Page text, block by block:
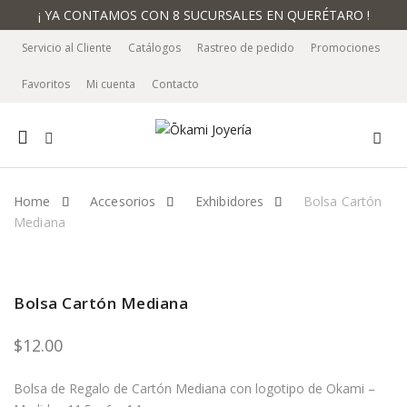
¡ YA CONTAMOS CON 8 SUCURSALES EN QUERÉTARO !
Servicio al Cliente Catálogos Rastreo de pedido Promociones
Favoritos Mi cuenta Contacto
Mobile
navigation
Home Accesorios Exhibidores
Bolsa Cartón
Mediana
Bolsa Cartón Mediana
$12.00
Bolsa de Regalo de Cartón Mediana con logotipo de Okami –